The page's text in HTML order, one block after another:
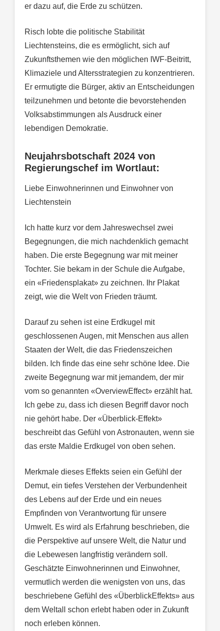
er dazu auf, die Erde zu schützen.
Risch lobte die politische Stabilität
Liechtensteins, die es ermöglicht, sich auf
Zukunftsthemen wie den möglichen IWF-Beitritt,
Klimaziele und Altersstrategien zu konzentrieren.
Er ermutigte die Bürger, aktiv an Entscheidungen
teilzunehmen und betonte die bevorstehenden
Volksabstimmungen als Ausdruck einer
lebendigen Demokratie.
Neujahrsbotschaft 2024 von
Regierungschef im Wortlaut:
Liebe Einwohnerinnen und Einwohner von
Liechtenstein
Ich hatte kurz vor dem Jahreswechsel zwei
Begegnungen, die mich nachdenklich gemacht
haben. Die erste Begegnung war mit meiner
Tochter. Sie bekam in der Schule die Aufgabe,
ein «Friedensplakat» zu zeichnen. Ihr Plakat
zeigt, wie die Welt von Frieden träumt.
Darauf zu sehen ist eine Erdkugel mit
geschlossenen Augen, mit Menschen aus allen
Staaten der Welt, die das Friedenszeichen
bilden. Ich finde das eine sehr schöne Idee. Die
zweite Begegnung war mit jemandem, der mir
vom so genannten «OverviewEffect» erzählt hat.
Ich gebe zu, dass ich diesen Begriff davor noch
nie gehört habe. Der «Überblick-Effekt»
beschreibt das Gefühl von Astronauten, wenn sie
das erste Maldie Erdkugel von oben sehen.
Merkmale dieses Effekts seien ein Gefühl der
Demut, ein tiefes Verstehen der Verbundenheit
des Lebens auf der Erde und ein neues
Empfinden von Verantwortung für unsere
Umwelt. Es wird als Erfahrung beschrieben, die
die Perspektive auf unsere Welt, die Natur und
die Lebewesen langfristig verändern soll.
Geschätzte Einwohnerinnen und Einwohner,
vermutlich werden die wenigsten von uns, das
beschriebene Gefühl des «ÜberblickEffekts» aus
dem Weltall schon erlebt haben oder in Zukunft
noch erleben können.